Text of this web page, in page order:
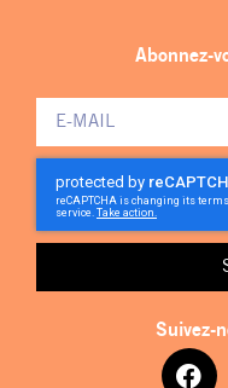
Abonnez-
Suivez-